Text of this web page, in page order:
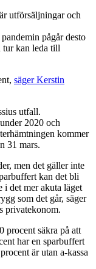
utförsäljningar och
pågår desto
tur kan leda till
säger Kerstin
utfall.
2020 och
kommer
31 mars.
men det gäller inte
kan det bli
i det mer akuta läget
som det går, säger
privatekonom.
procent säkra på att
har en sparbuffert
är utan a-kassa